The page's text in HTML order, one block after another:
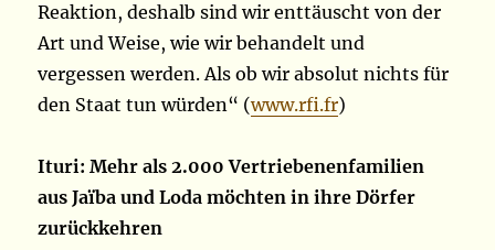
Reaktion, deshalb sind wir enttäuscht von der
Art und Weise, wie wir behandelt und
vergessen werden. Als ob wir absolut nichts für
den Staat tun würden“ (www.rfi.fr)
Ituri: Mehr als 2.000 Vertriebenenfamilien
aus Jaïba und Loda möchten in ihre Dörfer
zurückkehren